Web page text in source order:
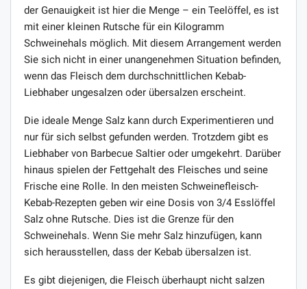
der Genauigkeit ist hier die Menge – ein Teelöffel, es ist
mit einer kleinen Rutsche für ein Kilogramm
Schweinehals möglich. Mit diesem Arrangement werden
Sie sich nicht in einer unangenehmen Situation befinden,
wenn das Fleisch dem durchschnittlichen Kebab-
Liebhaber ungesalzen oder übersalzen erscheint.
Die ideale Menge Salz kann durch Experimentieren und
nur für sich selbst gefunden werden. Trotzdem gibt es
Liebhaber von Barbecue Saltier oder umgekehrt. Darüber
hinaus spielen der Fettgehalt des Fleisches und seine
Frische eine Rolle. In den meisten Schweinefleisch-
Kebab-Rezepten geben wir eine Dosis von 3/4 Esslöffel
Salz ohne Rutsche. Dies ist die Grenze für den
Schweinehals. Wenn Sie mehr Salz hinzufügen, kann
sich herausstellen, dass der Kebab übersalzen ist.
Es gibt diejenigen, die Fleisch überhaupt nicht salzen